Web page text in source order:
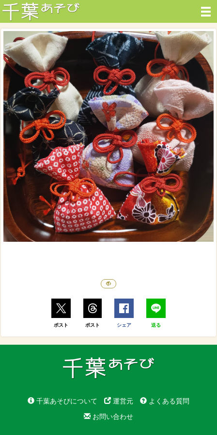
ポスト ポスト シェア 送る
千葉あそびについて 運営元
よくある質問
お問い合わせ